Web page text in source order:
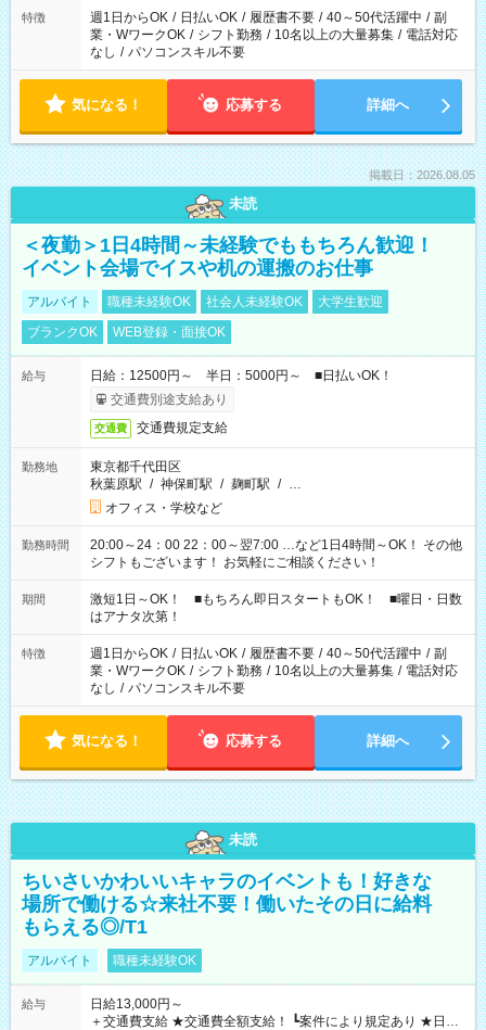
特徴 週1日からOK / 日払いOK / 履歴書不要 / 40～50代活躍中 / 副
業・WワークOK / シフト勤務 / 10名以上の大量募集 / 電話対応
なし / パソコンスキル不要
気になる！ 応募する 詳細へ
掲載日：2026.08.05
未読
＜夜勤＞1日4時間～未経験でももちろん歓迎！
イベント会場でイスや机の運搬のお仕事
アルバイト 職種未経験OK 社会人未経験OK
大学生歓迎
ブランクOK
WEB登録・面接OK
給与
日給：12500円～ 半日：5000円～ ■日払いOK！
交通費別途支給あり
交通費 交通費規定支給
勤務地
東京都千代田区
秋葉原駅 / 神保町駅 / 麹町駅 / …
オフィス・学校など
勤務時間
20:00～24：00 22：00～翌7:00 …など1日4時間～OK！ その他
シフトもございます！ お気軽にご相談ください！
期間
激短1日～OK！ ■もちろん即日スタートもOK！ ■曜日・日数
はアナタ次第！
特徴 週1日からOK / 日払いOK / 履歴書不要 / 40～50代活躍中 / 副
業・WワークOK / シフト勤務 / 10名以上の大量募集 / 電話対応
なし / パソコンスキル不要
気になる！ 応募する 詳細へ
未読
ちいさいかわいいキャラのイベントも！好きな
場所で働ける☆来社不要！働いたその日に給料
もらえる◎/T1
アルバイト 職種未経験OK
給与
日給13,000円～
＋交通費支給 ★交通費全額支給！ ┗案件により規定あり ★日払